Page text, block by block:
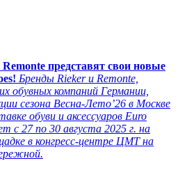
представят свои новые
Бренды Rieker и Remonte,
обувных компаний Германии,
сезона Весна-Лето’26 в Москве
обуви и аксессуаров Euro
c 27 по 30 августа 2025 г. на
в конгресс-центре ЦМТ на